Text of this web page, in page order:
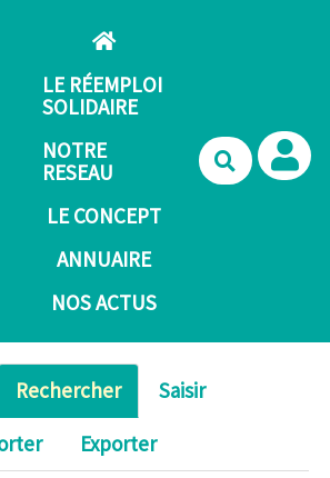
LE RÉEMPLOI
SOLIDAIRE
NOTRE
RESEAU
LE CONCEPT
ANNUAIRE
NOS ACTUS
Rechercher
Saisir
Exporter